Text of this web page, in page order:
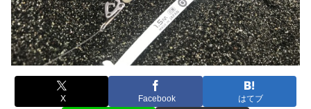
X Facebook はてブ